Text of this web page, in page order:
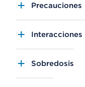
Precauciones
Sobredosis